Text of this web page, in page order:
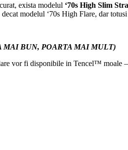
exista modelul ‘70s High Slim
modelul ‘70s High Flare, dar
MAI BUN, POARTA MAI MULT)
vor fi disponibile in Tencel™ moale